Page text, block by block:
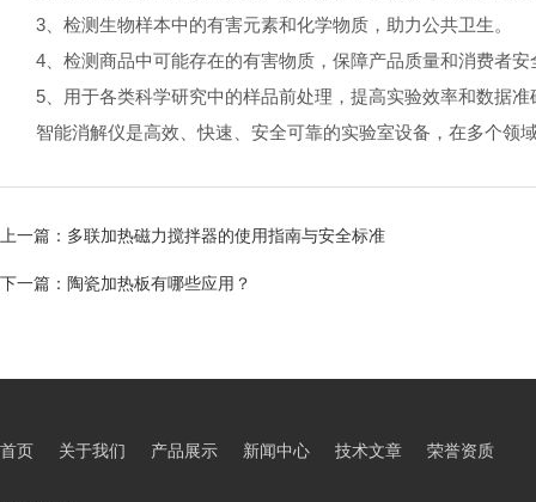
3、检测生物样本中的有害元素和化学物质，助力公共卫生。
4、检测商品中可能存在的有害物质，保障产品质量和消费者安
5、用于各类科学研究中的样品前处理，提高实验效率和数据准
智能消解仪是高效、快速、安全可靠的实验室设备，在多个领
上一篇： 多联加热磁力搅拌器的使用指南与安全标准
下一篇： 陶瓷加热板有哪些应用？
首页 关于我们 产品展示 新闻中心 技术文章 荣誉资质